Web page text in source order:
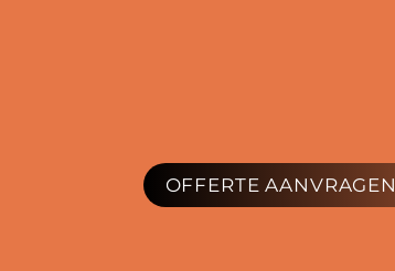
OFFERTE AANVRAGEN